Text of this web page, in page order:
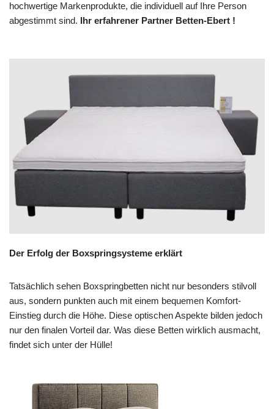
hochwertige Markenprodukte, die individuell auf Ihre Person
abgestimmt sind. Ihr erfahrener Partner Betten-Ebert !
Der Erfolg der Boxspringsysteme erklärt
Tatsächlich sehen Boxspringbetten nicht nur besonders stilvoll
aus, sondern punkten auch mit einem bequemen Komfort-
Einstieg durch die Höhe. Diese optischen Aspekte bilden jedoch
nur den finalen Vorteil dar. Was diese Betten wirklich ausmacht,
findet sich unter der Hülle!